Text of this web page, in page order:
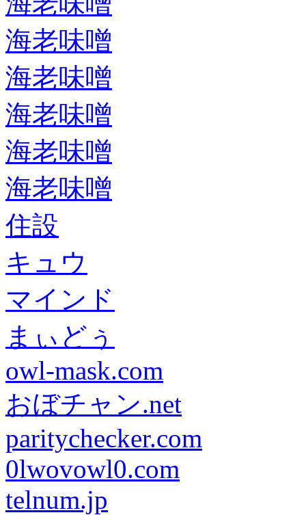
海老味噌
海老味噌
海老味噌
海老味噌
海老味噌
住設
キュウ
マインド
まぃどぅ
owl-mask.com
おぼチャン.net
paritychecker.com
0lwovowl0.com
telnum.jp